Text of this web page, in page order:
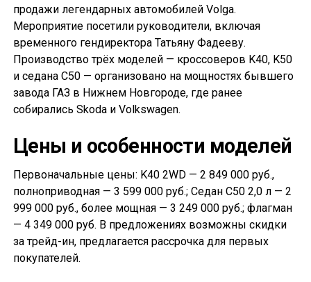
продажи легендарных автомобилей Volga.
Мероприятие посетили руководители, включая
временного гендиректора Татьяну Фадееву.
Производство трёх моделей — кроссоверов K40, K50
и седана С50 — организовано на мощностях бывшего
завода ГАЗ в Нижнем Новгороде, где ранее
собирались Skoda и Volkswagen.
Цены и особенности моделей
Первоначальные цены: K40 2WD — 2 849 000 руб.,
полноприводная — 3 599 000 руб.; Седан С50 2,0 л — 2
999 000 руб., более мощная — 3 249 000 руб.; флагман
— 4 349 000 руб. В предложениях возможны скидки
за трейд-ин, предлагается рассрочка для первых
покупателей.